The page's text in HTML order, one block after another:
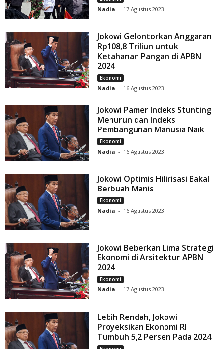
Nadia - 17 Agustus 2023
Jokowi Gelontorkan Anggaran
Rp108,8 Triliun untuk
Ketahanan Pangan di APBN
2024
Ekonomi
Nadia - 16 Agustus 2023
Jokowi Pamer Indeks Stunting
Menurun dan Indeks
Pembangunan Manusia Naik
Ekonomi
Nadia - 16 Agustus 2023
Jokowi Optimis Hilirisasi Bakal
Berbuah Manis
Ekonomi
Nadia - 16 Agustus 2023
Jokowi Beberkan Lima Strategi
Ekonomi di Arsitektur APBN
2024
Ekonomi
Nadia - 17 Agustus 2023
Lebih Rendah, Jokowi
Proyeksikan Ekonomi RI
Tumbuh 5,2 Persen Pada 2024